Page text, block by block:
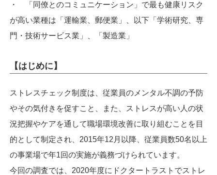
・ 「同僚とのコミュニケーション」で最も健康リスク
が高い業種は「運輸業、郵便業」、以下「学術研究、専
門・技術サービス業」、「製造業」
【はじめに】
ストレスチェック制度は、従業員のメンタル不調の予防
やその気付きを促すこと、また、ストレスが高い人の状
況把握やケアを通して職場環境改善に取り組むことを目
的として制定され、2015年12月以降、従業員数50名以上
の事業場で年1回の実施が義務づけられています。
今回の調査では、2020年度にドクタートラストでストレ